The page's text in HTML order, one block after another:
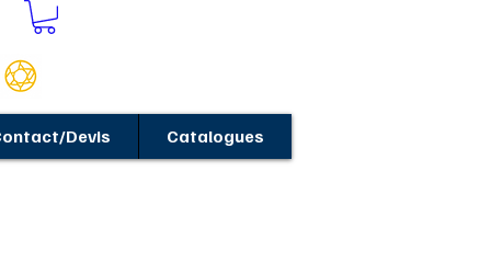
Devis Catalogues